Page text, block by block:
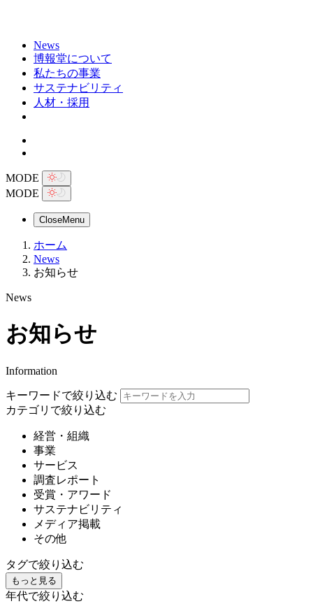
News
博報堂について
私たちの事業
サステナビリティ
人材・採用
MODE
MODE
CloseMenu
ホーム
News
お知らせ
News
お知らせ
Information
キーワードで絞り込む
カテゴリで絞り込む
経営・組織
事業
サービス
調査レポート
受賞・アワード
サステナビリティ
メディア掲載
その他
タグで絞り込む
もっと見る
年代で絞り込む